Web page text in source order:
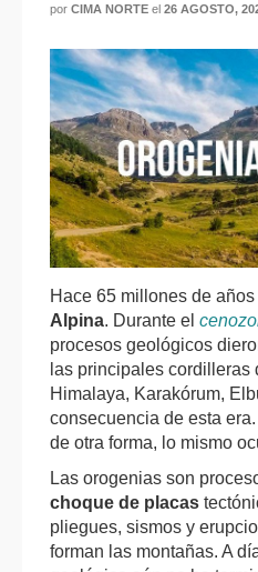
por CIMA NORTE el 26 AGOSTO,
Hace 65 millones de
Alpina. Durante el
procesos geológicos
las principales
Himalaya, Karakórum,
consecuencia de esta
de otra forma, lo mismo
Las orogenias son
choque de placas
pliegues, sismos y
forman las montañas. A